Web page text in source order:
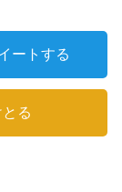
ートする
る